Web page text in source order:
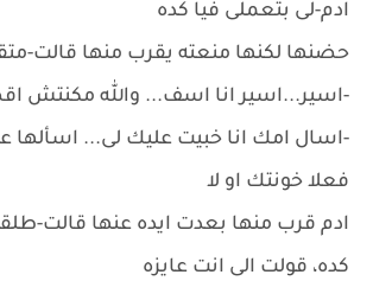
ادم-لى بتعملى فيا كده
حضنها لكنها منعته يقرب منها قالت-
-اسير...اسير انا اسف... والله مكنتش
-اسال امك انا خبيت عليك لى... اسألها
فعلا خونتك او لا
ادم قرب منها بعدت ايده عنها قالت-
كده، قولت الى انت عايزه